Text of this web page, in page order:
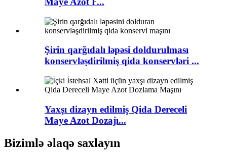
Şirin qarğıdalı ləpəsi doldurulması
konservləşdirilmiş qida konservləri ...
Yaxşı dizayn edilmiş Qida Dereceli
Maye Azot Dozajı...
Bizimlə əlaqə saxlayın